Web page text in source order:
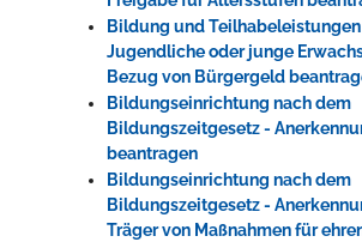
Bildung und
Jugendliche oder junge
Bezug von Bürgergeld
Bildungseinrichtung nach dem
Bildungszeitgesetz -
beantragen
Bildungseinrichtung nach dem
Bildungszeitgesetz -
Träger von Maßnahmen für